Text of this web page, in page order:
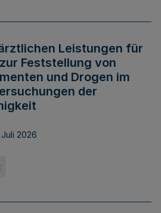
Leistungen für
Feststellung von
und Drogen im
der
2026